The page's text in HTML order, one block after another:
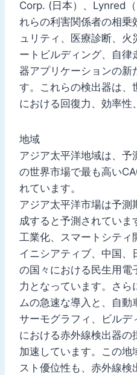
Corp. (日本）、Lynred
れらの利害関係者の相乗
ュリティ、医療診断、
ートビルディング、自律
器アプリケーションの新
す。これらの検出器は、
における回復力、効率性
地域
アジア太平洋地域は、予
の世界市場で最も高い
れています。
アジア太平洋市場は予測
成すると予測されていま
工業化、スマートシティ
イニシアティブ、中国
の国々における民生用電
力となっています。さら
ムの急速な導入と、自動
サーモグラフィ、ビルデ
における赤外線検出器の
加速しています。この地
スト優位性も、赤外線検